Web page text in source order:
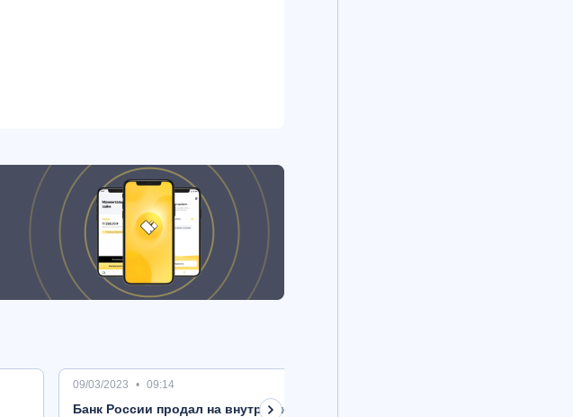
09/03/2023 09:14
Банк России продал на внутреннем рынке валюту на 8,9 млрд рублей с